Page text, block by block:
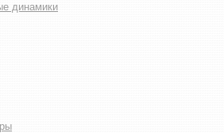
динамики